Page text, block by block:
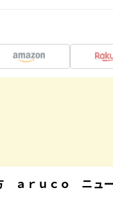
ａｒｕｃｏ ニュ